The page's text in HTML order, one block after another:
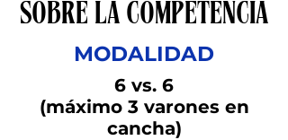
SOBRE LA COMPETENCIA
MODALIDAD
6 vs. 6
(máximo 3 varones en
cancha)